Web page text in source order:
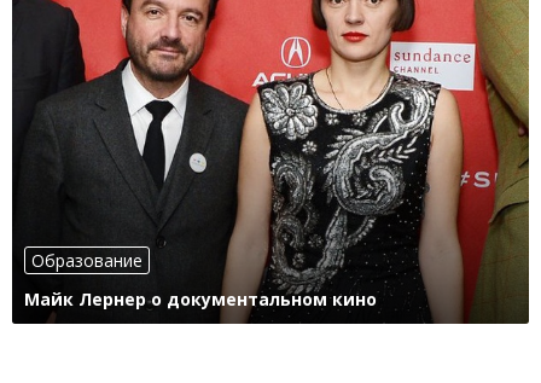
Образование
Майк Лернер о документальном кино